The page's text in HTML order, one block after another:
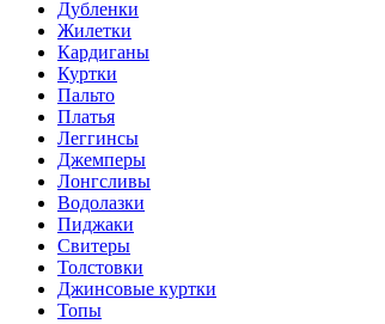
Дубленки
Жилетки
Кардиганы
Куртки
Пальто
Платья
Леггинсы
Джемперы
Лонгсливы
Водолазки
Пиджаки
Свитеры
Толстовки
Джинсовые куртки
Топы